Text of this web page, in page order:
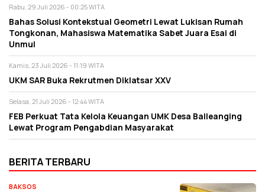
Rabu, 29 Juli 2026 - 00:25 WITA
Bahas Solusi Kontekstual Geometri Lewat Lukisan Rumah
Tongkonan, Mahasiswa Matematika Sabet Juara Esai di
Unmul
Kamis, 23 Juli 2026 - 11:19 WITA
UKM SAR Buka Rekrutmen Diklatsar XXV
Selasa, 21 Juli 2026 - 12:44 WITA
FEB Perkuat Tata Kelola Keuangan UMK Desa Balleanging
Lewat Program Pengabdian Masyarakat
BERITA TERBARU
BAKSOS